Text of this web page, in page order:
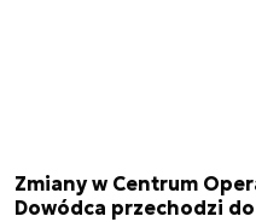
Zmiany w Centrum
Dowódca przechodzi do